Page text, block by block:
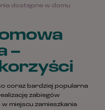
dostępne w domu
–
coraz bardziej popularna
zabiegów
miejscu zamieszkania